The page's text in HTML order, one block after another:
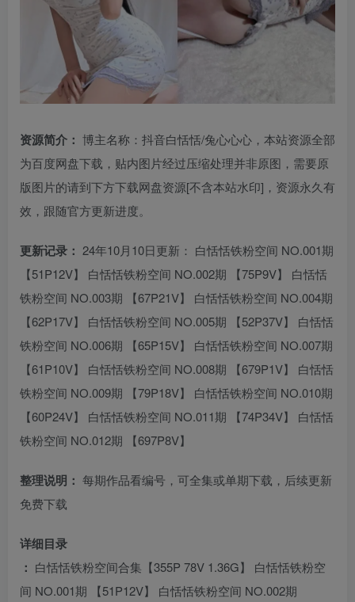
资源简介： 博主名称：抖音白恬恬/兔心心心，本站资源全部
为百度网盘下载，贴内图片经过压缩处理并非原图，需要原
版图片的请到下方下载网盘资源[不含本站水印]，资源永久有
效，跟随官方更新进度。
更新记录： 24年10月10日更新： 白恬恬铁粉空间 NO.001期
【51P12V】 白恬恬铁粉空间 NO.002期 【75P9V】 白恬恬
铁粉空间 NO.003期 【67P21V】 白恬恬铁粉空间 NO.004期
【62P17V】 白恬恬铁粉空间 NO.005期 【52P37V】 白恬恬
铁粉空间 NO.006期 【65P15V】 白恬恬铁粉空间 NO.007期
【61P10V】 白恬恬铁粉空间 NO.008期 【679P1V】 白恬恬
铁粉空间 NO.009期 【79P18V】 白恬恬铁粉空间 NO.010期
【60P24V】 白恬恬铁粉空间 NO.011期 【74P34V】 白恬恬
铁粉空间 NO.012期 【697P8V】
整理说明： 每期作品看编号，可全集或单期下载，后续更新
免费下载
详细目录
： 白恬恬铁粉空间合集【355P 78V 1.36G】 白恬恬铁粉空
间 NO.001期 【51P12V】 白恬恬铁粉空间 NO.002期